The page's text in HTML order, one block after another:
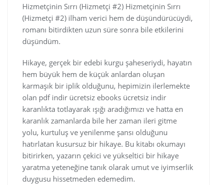
Hizmetçinin Sırrı (Hizmetçi #2) Hizmetçinin Sırrı
(Hizmetçi #2) ilham verici hem de düşündürücüydi,
romanı bitirdikten uzun süre sonra bile etkilerini
düşündüm.
Hikaye, gerçek bir edebi kurgu şaheseriydi, hayatın
hem büyük hem de küçük anlardan oluşan
karmaşık bir iplik olduğunu, hepimizin ilerlemekte
olan pdf indir ücretsiz ebooks ücretsiz indir
karanlıkta totlayarak ışığı aradığımızı ve hatta en
karanlık zamanlarda bile her zaman ileri gitme
yolu, kurtuluş ve yenilenme şansı olduğunu
hatırlatan kusursuz bir hikaye. Bu kitabı okumayı
bitirirken, yazarın çekici ve yükseltici bir hikaye
yaratma yeteneğine tanık olarak umut ve iyimserlik
duygusu hissetmeden edemedim.